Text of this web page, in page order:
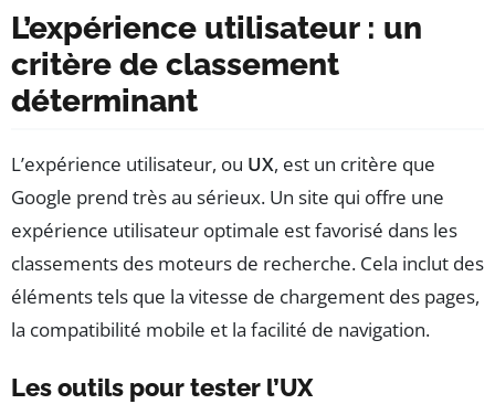
L’expérience utilisateur : un
critère de classement
déterminant
L’expérience utilisateur, ou UX, est un critère que
Google prend très au sérieux. Un site qui offre une
expérience utilisateur optimale est favorisé dans les
classements des moteurs de recherche. Cela inclut des
éléments tels que la vitesse de chargement des pages,
la compatibilité mobile et la facilité de navigation.
Les outils pour tester l’UX